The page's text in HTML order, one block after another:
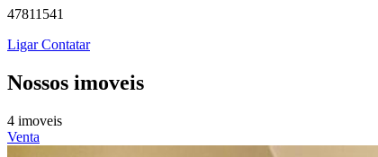
47811541
LigarContatar
Nossos imoveis
4 imoveis
Venta